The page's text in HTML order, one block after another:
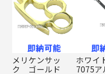
メリケンサッ
ク ゴールド
ホワイ
7075ア